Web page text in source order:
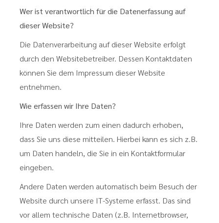
Wer ist verantwortlich für die Datenerfassung auf
dieser Website?
Die Datenverarbeitung auf dieser Website erfolgt
durch den Websitebetreiber. Dessen Kontaktdaten
können Sie dem Impressum dieser Website
entnehmen.
Wie erfassen wir Ihre Daten?
Ihre Daten werden zum einen dadurch erhoben,
dass Sie uns diese mitteilen. Hierbei kann es sich z.B.
um Daten handeln, die Sie in ein Kontaktformular
eingeben.
Andere Daten werden automatisch beim Besuch der
Website durch unsere IT-Systeme erfasst. Das sind
vor allem technische Daten (z.B. Internetbrowser,